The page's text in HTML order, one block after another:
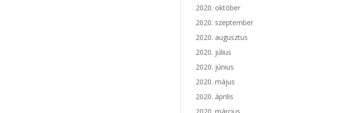
2020. október
2020. szeptember
2020. augusztus
2020. július
2020. június
2020. május
2020. április